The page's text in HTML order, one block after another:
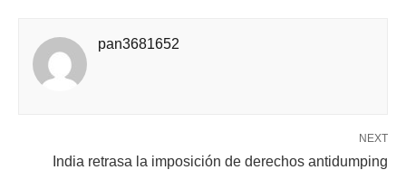
pan3681652
NEXT
India retrasa la imposición de derechos antidumping